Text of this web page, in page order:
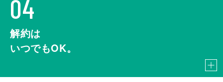
04
解約は
いつでもOK。